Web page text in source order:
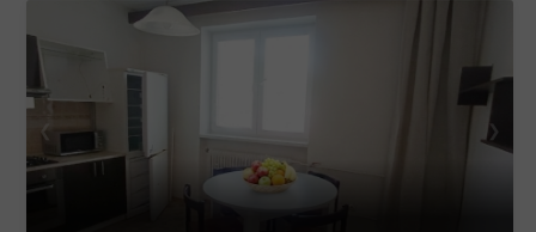
❮ ❯